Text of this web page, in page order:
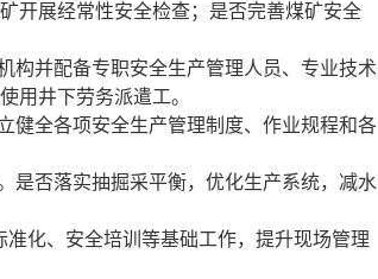
开展经常性安全检查；是否完善煤矿安全
构并配备专职安全生产管理人员、专业技术
用井下劳务派遣工。
健全各项安全生产管理制度、作业规程和各
是否落实抽掘采平衡，优化生产系统，减水
化、安全培训等基础工作，提升现场管理